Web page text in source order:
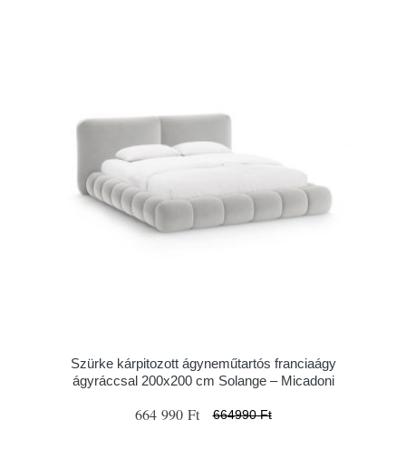
Szürke kárpitozott ágyneműtartós franciaágy
ágyráccsal 200x200 cm Solange – Micadoni
664 990 Ft 664990 Ft